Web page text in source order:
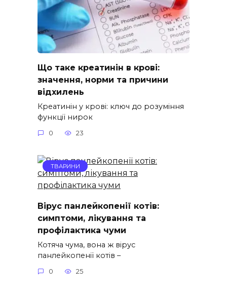
Що таке креатинін в крові:
значення, норми та причини
відхилень
Креатинін у крові: ключ до розуміння
функції нирок
0 23
ТВАРИНИ
Вірус панлейкопенії котів:
симптоми, лікування та
профілактика чуми
Котяча чума, вона ж вірус
панлейкопенії котів –
0 25